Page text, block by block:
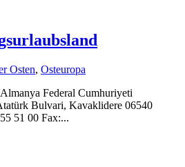
Osten, Osteuropa
Federal Cumhuriyeti
Bulvari, Kavaklidere 06540
51 00 Fax:...